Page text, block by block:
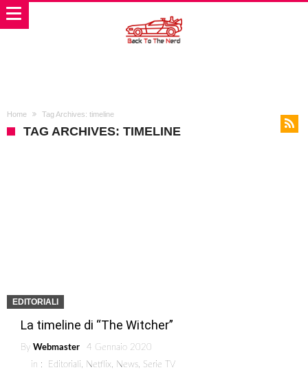
Home Tag Archives: timeline
TAG ARCHIVES: TIMELINE
EDITORIALI
La timeline di “The Witcher”
By Webmaster
4 Gennaio 2020
in :
Editoriali, Netflix, News, Serie TV